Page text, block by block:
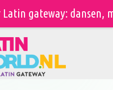
gateway: dansen,